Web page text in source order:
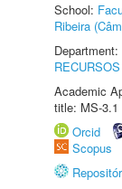
School:
Ribeira
Department:
Academic
title: MS-3.1
Orcid
Scopus